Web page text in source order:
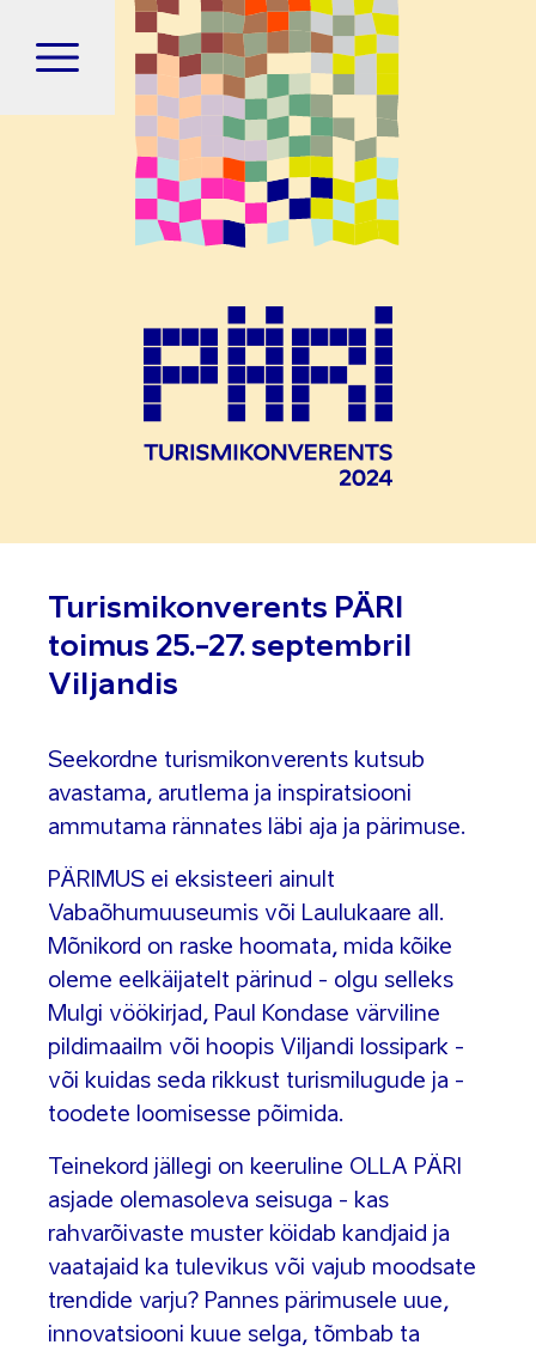
Turismikonverents PÄRI
toimus 25.-27. septembril
Viljandis
Seekordne turismikonverents kutsub
avastama, arutlema ja inspiratsiooni
ammutama rännates läbi aja ja pärimuse.
PÄRIMUS ei eksisteeri ainult
Vabaõhumuuseumis või Laulukaare all.
Mõnikord on raske hoomata, mida kõike
oleme eelkäijatelt pärinud - olgu selleks
Mulgi vöökirjad, Paul Kondase värviline
pildimaailm või hoopis Viljandi lossipark -
või kuidas seda rikkust turismilugude ja -
toodete loomisesse põimida.
Teinekord jällegi on keeruline OLLA PÄRI
asjade olemasoleva seisuga - kas
rahvarõivaste muster köidab kandjaid ja
vaatajaid ka tulevikus või vajub moodsate
trendide varju? Pannes pärimusele uue,
innovatsiooni kuue selga, tõmbab ta